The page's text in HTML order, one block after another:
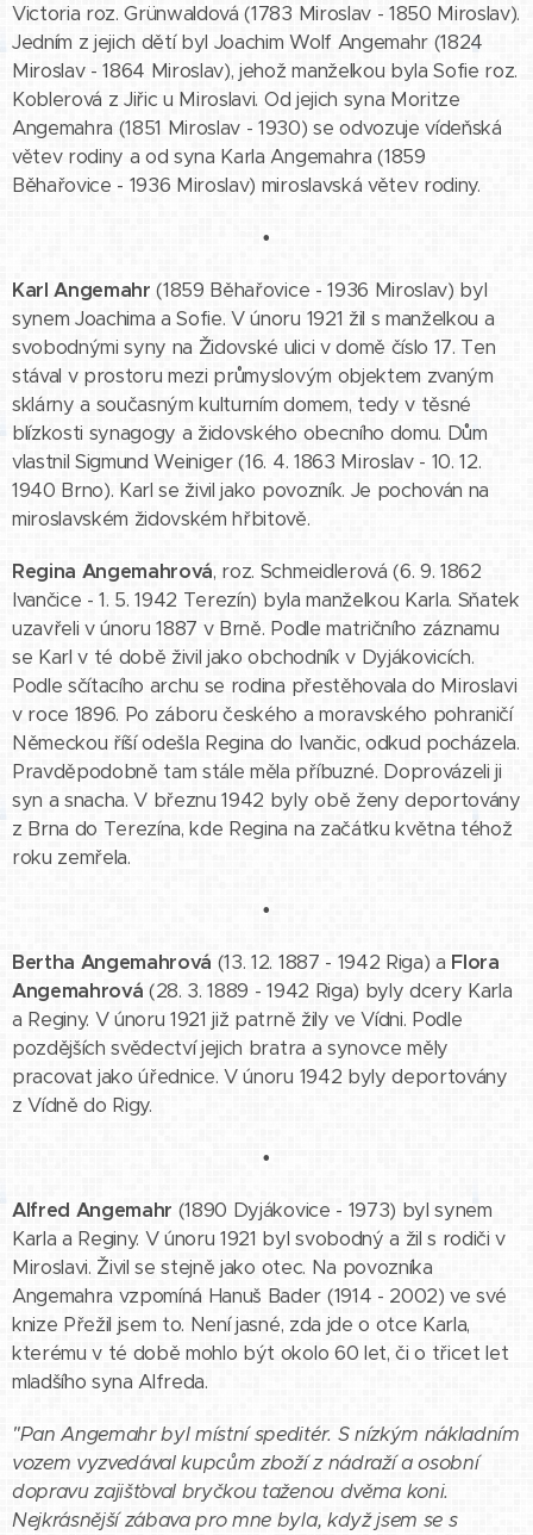
Victoria roz. Grünwaldová (1783 Miroslav - 1850 Miroslav).
Jedním z jejich dětí byl Joachim Wolf Angemahr (1824
Miroslav - 1864 Miroslav), jehož manželkou byla Sofie roz.
Koblerová z Jiřic u Miroslavi. Od jejich syna Moritze
Angemahra (1851 Miroslav - 1930) se odvozuje vídeňská
větev rodiny a od syna Karla Angemahra (1859
Běhařovice - 1936 Miroslav) miroslavská větev rodiny.
•
Karl Angemahr (1859 Běhařovice - 1936 Miroslav) byl
synem Joachima a Sofie. V únoru 1921 žil s manželkou a
svobodnými syny na Židovské ulici v domě číslo 17. Ten
stával v prostoru mezi průmyslovým objektem zvaným
sklárny a současným kulturním domem, tedy v těsné
blízkosti synagogy a židovského obecního domu. Dům
vlastnil Sigmund Weiniger (16. 4. 1863 Miroslav - 10. 12.
1940 Brno). Karl se živil jako povozník. Je pochován na
miroslavském židovském hřbitově.
Regina Angemahrová, roz. Schmeidlerová (6. 9. 1862
Ivančice - 1. 5. 1942 Terezín) byla manželkou Karla. Sňatek
uzavřeli v únoru 1887 v Brně. Podle matričního záznamu
se Karl v té době živil jako obchodník v Dyjákovicích.
Podle sčítacího archu se rodina přestěhovala do Miroslavi
v roce 1896. Po záboru českého a moravského pohraničí
Německou říší odešla Regina do Ivančic, odkud pocházela.
Pravděpodobně tam stále měla příbuzné. Doprovázeli ji
syn a snacha. V březnu 1942 byly obě ženy deportovány
z Brna do Terezína, kde Regina na začátku května téhož
roku zemřela.
•
Bertha Angemahrová (13. 12. 1887 - 1942 Riga) a Flora
Angemahrová (28. 3. 1889 - 1942 Riga) byly dcery Karla
a Reginy. V únoru 1921 již patrně žily ve Vídni. Podle
pozdějších svědectví jejich bratra a synovce měly
pracovat jako úřednice. V únoru 1942 byly deportovány
z Vídně do Rigy.
•
Alfred Angemahr (1890 Dyjákovice - 1973) byl synem
Karla a Reginy. V únoru 1921 byl svobodný a žil s rodiči v
Miroslavi. Živil se stejně jako otec. Na povozníka
Angemahra vzpomíná Hanuš Bader (1914 - 2002) ve své
knize Přežil jsem to. Není jasné, zda jde o otce Karla,
kterému v té době mohlo být okolo 60 let, či o třicet let
mladšího syna Alfreda.
"Pan Angemahr byl místní speditér. S nízkým nákladním
vozem vyzvedával kupcům zboží z nádraží a osobní
dopravu zajišťoval bryčkou taženou dvěma koni.
Nejkrásnější zábava pro mne byla, když jsem se s